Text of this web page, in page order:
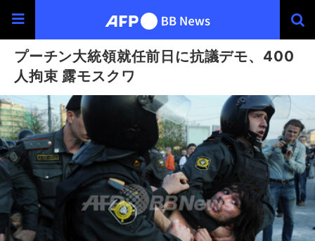
プーチン大統領就任前日に抗議デモ、400
人拘束 露モスクワ